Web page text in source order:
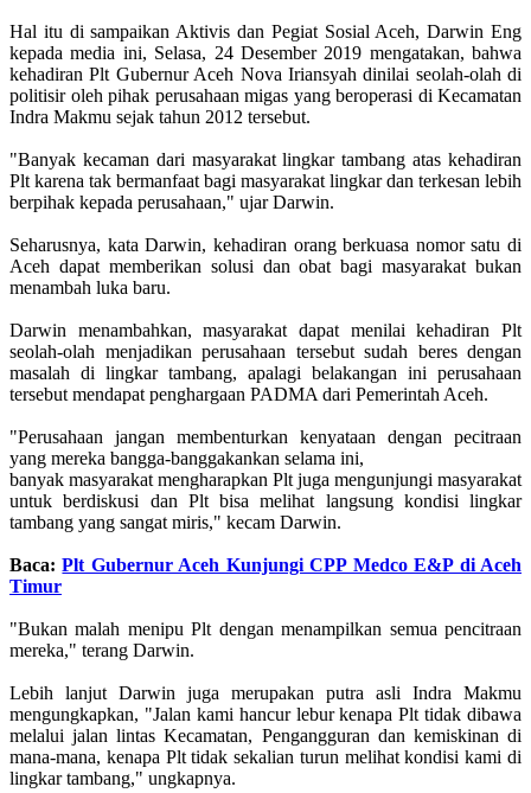
Hal itu di sampaikan Aktivis dan Pegiat Sosial Aceh, Darwin Eng
kepada media ini, Selasa, 24 Desember 2019 mengatakan, bahwa
kehadiran Plt Gubernur Aceh Nova Iriansyah dinilai seolah-olah di
politisir oleh pihak perusahaan migas yang beroperasi di Kecamatan
Indra Makmu sejak tahun 2012 tersebut.
"Banyak kecaman dari masyarakat lingkar tambang atas kehadiran
Plt karena tak bermanfaat bagi masyarakat lingkar dan terkesan lebih
berpihak kepada perusahaan," ujar Darwin.
Seharusnya, kata Darwin, kehadiran orang berkuasa nomor satu di
Aceh dapat memberikan solusi dan obat bagi masyarakat bukan
menambah luka baru.
Darwin menambahkan, masyarakat dapat menilai kehadiran Plt
seolah-olah menjadikan perusahaan tersebut sudah beres dengan
masalah di lingkar tambang, apalagi belakangan ini perusahaan
tersebut mendapat penghargaan PADMA dari Pemerintah Aceh.
"Perusahaan jangan membenturkan kenyataan dengan pecitraan
yang mereka bangga-banggakankan selama ini,
banyak masyarakat mengharapkan Plt juga mengunjungi masyarakat
untuk berdiskusi dan Plt bisa melihat langsung kondisi lingkar
tambang yang sangat miris," kecam Darwin.
Baca:Plt Gubernur Aceh Kunjungi CPP Medco E&P di Aceh
Timur
"Bukan malah menipu Plt dengan menampilkan semua pencitraan
mereka," terang Darwin.
Lebih lanjut Darwin juga merupakan putra asli Indra Makmu
mengungkapkan, "Jalan kami hancur lebur kenapa Plt tidak dibawa
melalui jalan lintas Kecamatan, Pengangguran dan kemiskinan di
mana-mana, kenapa Plt tidak sekalian turun melihat kondisi kami di
lingkar tambang," ungkapnya.